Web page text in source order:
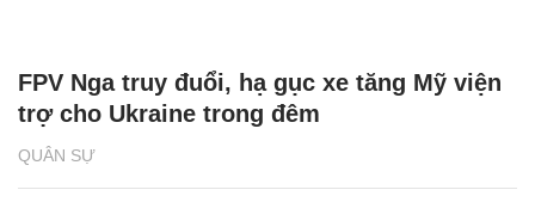
QUÂN SỰ
FPV Nga truy đuổi, hạ gục xe tăng Mỹ viện
trợ cho Ukraine trong đêm